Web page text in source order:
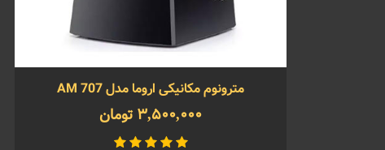
مترونوم مکانیکی اروما مدل AM 707
3,500,000 تومان